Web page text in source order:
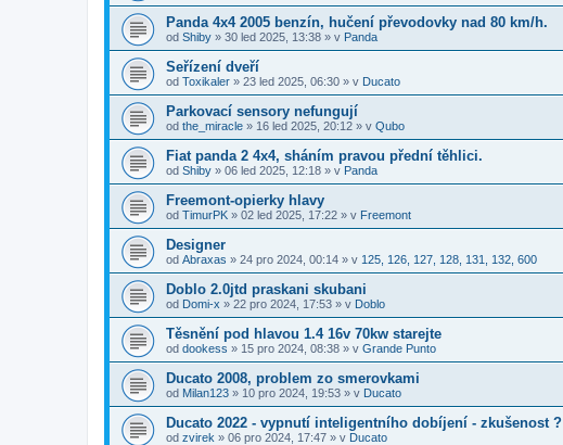
Panda 4x4 2005 benzín, hučení převodovky nad 80 km/h.
od Shiby » 30 led 2025, 13:38 » v Panda
Seřízení dveří
od Toxikaler » 23 led 2025, 06:30 » v Ducato
Parkovací sensory nefungují
od the_miracle » 16 led 2025, 20:12 » v Qubo
Fiat panda 2 4x4, sháním pravou přední těhlici.
od Shiby » 06 led 2025, 12:18 » v Panda
Freemont-opierky hlavy
od TimurPK » 02 led 2025, 17:22 » v Freemont
Designer
od Abraxas » 24 pro 2024, 00:14 » v 125, 126, 127, 128, 131, 132, 600
Doblo 2.0jtd praskani skubani
od Domi-x » 22 pro 2024, 17:53 » v Doblo
Těsnění pod hlavou 1.4 16v 70kw starejte
od dookess » 15 pro 2024, 08:38 » v Grande Punto
Ducato 2008, problem zo smerovkami
od Milan123 » 10 pro 2024, 19:53 » v Ducato
Ducato 2022 - vypnutí inteligentního dobíjení - zkušenost ?
od zvirek » 06 pro 2024, 17:47 » v Ducato